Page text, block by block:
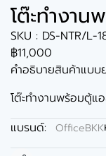
โต๊ะทำงา
SKU : DS-NTR/L-
฿11,000
คำอธิบายสินค้าแบบ
โต๊ะทำงานพร้อมตู้แ
แบรนด์:
OfficeBKK